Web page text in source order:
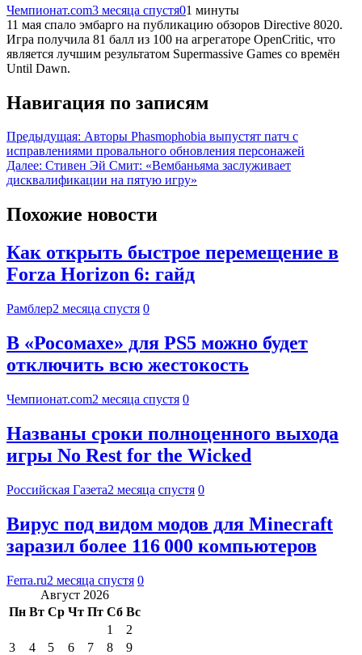
Чемпионат.com3 месяца спустя01 минуты
11 мая спало эмбарго на публикацию обзоров Directive 8020.
Игра получила 81 балл из 100 на агрегаторе OpenCritic, что
является лучшим результатом Supermassive Games со времён
Until Dawn.
Навигация по записям
Предыдущая: Авторы Phasmophobia выпустят патч с
исправлениями провального обновления персонажей
Далее: Стивен Эй Смит: «Вембаньяма заслуживает
дисквалификации на пятую игру»
Похожие новости
Как открыть быстрое перемещение в
Forza Horizon 6: гайд
Рамблер2 месяца спустя 0
В «Росомахе» для PS5 можно будет
отключить всю жестокость
Чемпионат.com2 месяца спустя 0
Названы сроки полноценного выхода
игры No Rest for the Wicked
Российская Газета2 месяца спустя 0
Вирус под видом модов для Minecraft
заразил более 116 000 компьютеров
Ferra.ru2 месяца спустя 0
Август 2026
Пн Вт Ср Чт Пт Сб Вс
1
2
3
4 5 6 7 8
9